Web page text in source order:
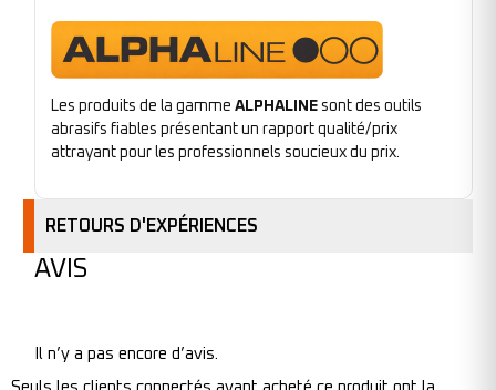
Les produits de la gamme ALPHALINE sont des outils
abrasifs fiables présentant un rapport qualité/prix
attrayant pour les professionnels soucieux du prix.
RETOURS D'EXPÉRIENCES
AVIS
Il n’y a pas encore d’avis.